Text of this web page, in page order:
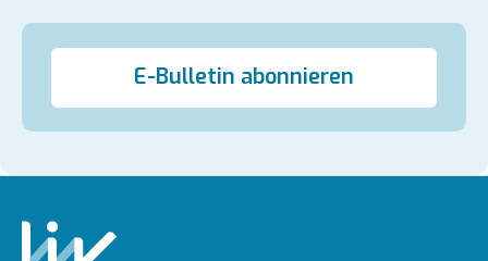
E-Bulletin abonnieren